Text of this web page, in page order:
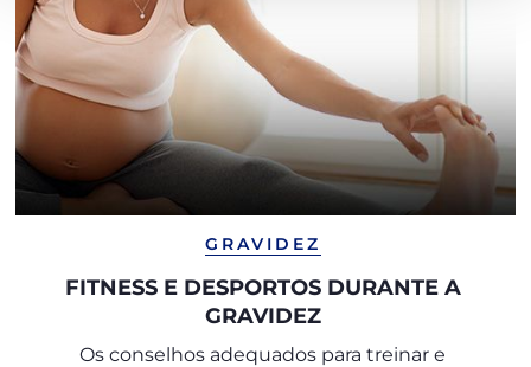
GRAVIDEZ
FITNESS E DESPORTOS DURANTE A
GRAVIDEZ
Os conselhos adequados para treinar e